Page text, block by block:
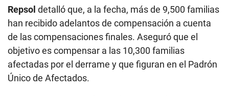
Repsol detalló que, a la fecha, más de 9,500 familias
han recibido adelantos de compensación a cuenta
de las compensaciones finales. Aseguró que el
objetivo es compensar a las 10,300 familias
afectadas por el derrame y que figuran en el Padrón
Único de Afectados.